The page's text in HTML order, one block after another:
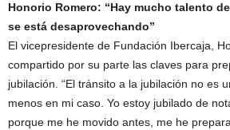
Honorio Romero: “Hay mucho talento
se está desaprovechando”
El vicepresidente de Fundación Ibercaja,
compartido por su parte las claves para
jubilación. “El tránsito a la jubilación no es
menos en mi caso. Yo estoy jubilado de
porque me he movido antes, me he